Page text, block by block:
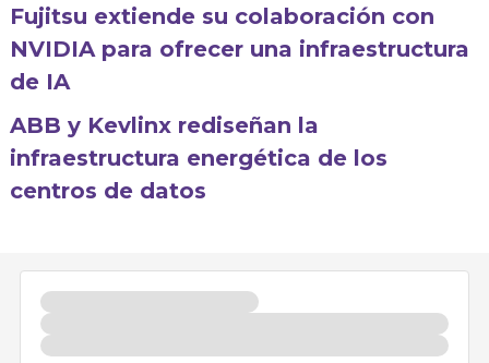
Fujitsu extiende su colaboración con
NVIDIA para ofrecer una infraestructura
de IA
ABB y Kevlinx rediseñan la
infraestructura energética de los
centros de datos